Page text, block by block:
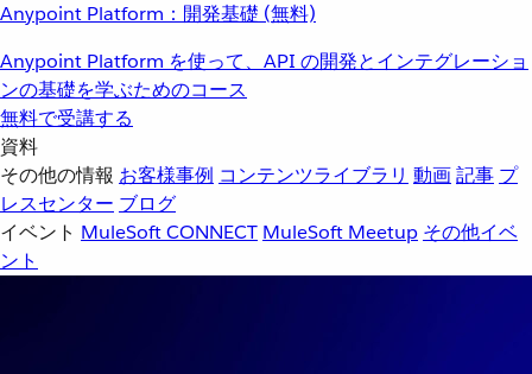
Anypoint Platform：開発基礎 (無料)
Anypoint Platform を使って、API の開発とインテグレーショ
ンの基礎を学ぶためのコース
無料で受講する
資料
その他の情報 お客様事例 コンテンツライブラリ 動画記事 プ
レスセンター ブログ
イベント MuleSoft CONNECT MuleSoft Meetup その他イベ
ント